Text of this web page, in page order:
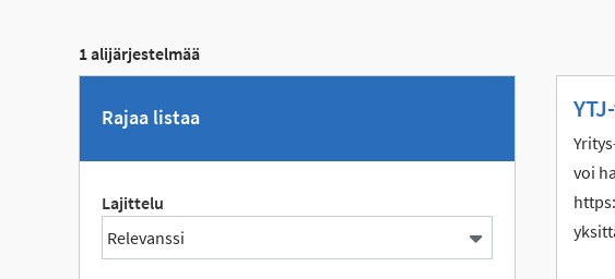
1 alijärjestelmää
Rajaa listaa
Lajittelu
voi